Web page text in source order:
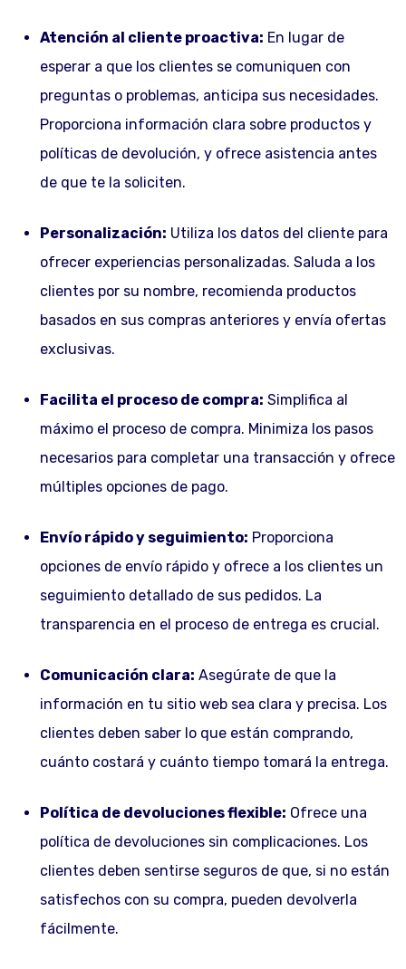
Atención al cliente proactiva: En lugar de
esperar a que los clientes se comuniquen con
preguntas o problemas, anticipa sus necesidades.
Proporciona información clara sobre productos y
políticas de devolución, y ofrece asistencia antes
de que te la soliciten.
Personalización: Utiliza los datos del cliente para
ofrecer experiencias personalizadas. Saluda a los
clientes por su nombre, recomienda productos
basados en sus compras anteriores y envía ofertas
exclusivas.
Facilita el proceso de compra: Simplifica al
máximo el proceso de compra. Minimiza los pasos
necesarios para completar una transacción y ofrece
múltiples opciones de pago.
Envío rápido y seguimiento: Proporciona
opciones de envío rápido y ofrece a los clientes un
seguimiento detallado de sus pedidos. La
transparencia en el proceso de entrega es crucial.
Comunicación clara: Asegúrate de que la
información en tu sitio web sea clara y precisa. Los
clientes deben saber lo que están comprando,
cuánto costará y cuánto tiempo tomará la entrega.
Política de devoluciones flexible: Ofrece una
política de devoluciones sin complicaciones. Los
clientes deben sentirse seguros de que, si no están
satisfechos con su compra, pueden devolverla
fácilmente.